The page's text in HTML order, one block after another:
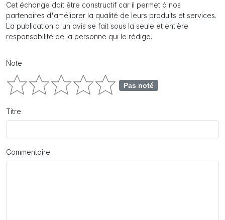
Cet échange doit être constructif car il permet à nos
partenaires d'améliorer la qualité de leurs produits et services.
La publication d'un avis se fait sous la seule et entière
responsabilité de la personne qui le rédige.
Note
Pas noté
Titre
Commentaire